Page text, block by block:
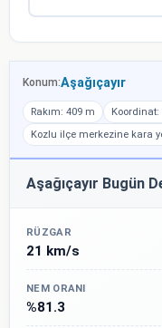
Konum:Aşağıçayır
Rakım: 409 m
Koordinat:
Kozlu ilçe merkezine kara
Aşağıçayır Bugün
RÜZGAR
21 km/s
NEM ORANI
%81.3